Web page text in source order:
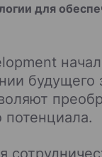
для
будущего
потенциала.